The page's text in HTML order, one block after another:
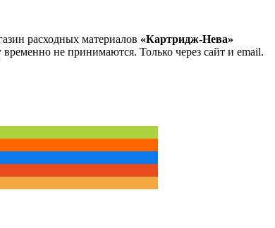
расходных материалов «Картридж-Нева»
временно не принимаются. Только через сайт и email.